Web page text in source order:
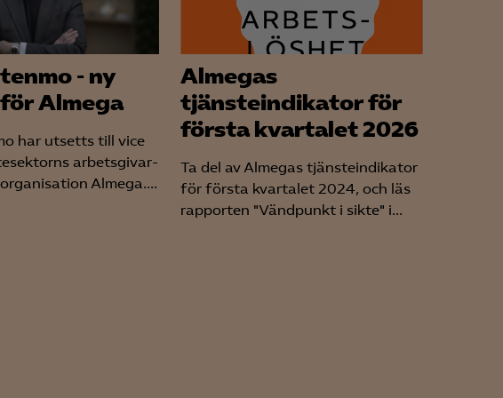
- ny
Almega
har utsetts till vice
arbetsgivar-
Almega....
Almegas
tjänsteindikator för
första kvartalet 2026
Ta del av Almegas tjänsteindikator
för första kvartalet 2024, och läs
rapporten "Vändpunkt i sikte" i...